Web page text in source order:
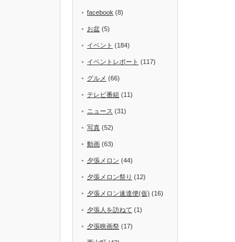
facebook (8)
お盆 (5)
イベント (184)
イベントレポート (117)
グルメ (66)
テレビ番組 (11)
ニュース (31)
写真 (52)
動画 (63)
夕張メロン (44)
夕張メロン祭り (12)
夕張メロン速達便(仮) (16)
夕張人を訪ねて (1)
夕張映画祭 (17)